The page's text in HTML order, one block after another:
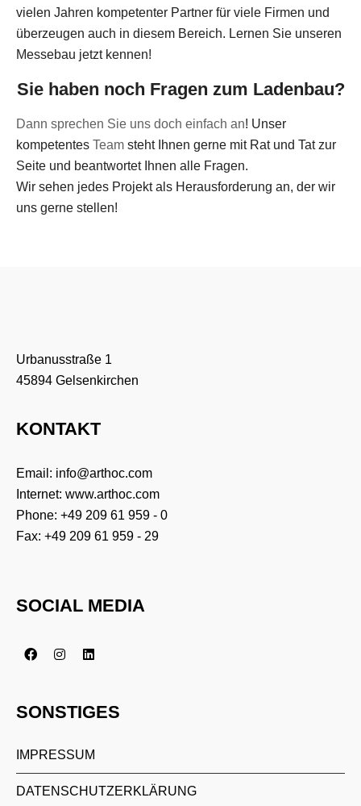
Apostore GmbH
DTE-Systems GmbH
vielen Jahren kompetenter Partner für viele Firmen und
überzeugen auch in diesem Bereich. Lernen Sie unseren
Messebau jetzt kennen!
Sie haben noch Fragen zum Ladenbau?
Dann sprechen Sie uns doch einfach an! Unser
kompetentes Team steht Ihnen gerne mit Rat und Tat zur
Seite und beantwortet Ihnen alle Fragen.
Wir sehen jedes Projekt als Herausforderung an, der wir
uns gerne stellen!
Urbanusstraße 1
45894 Gelsenkirchen
KONTAKT
Email: info@arthoc.com
Internet: www.arthoc.com
Phone: +49 209 61 959 - 0
Fax: +49 209 61 959 - 29
SOCIAL MEDIA
SONSTIGES
IMPRESSUM
DATENSCHUTZERKLÄRUNG